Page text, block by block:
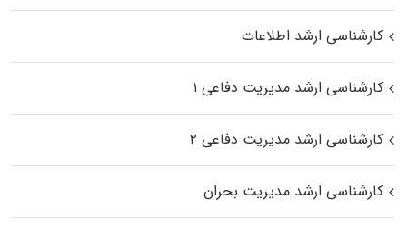
کارشناسی ارشد اطلاعات
کارشناسی ارشد مدیریت دفاعی ۱
کارشناسی ارشد مدیریت دفاعی ۲
کارشناسی ارشد مدیریت بحران